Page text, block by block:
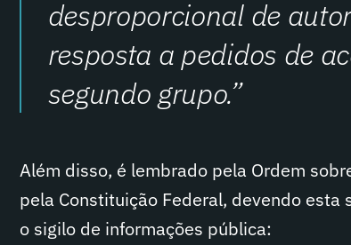
desproporcional de
resposta a pedidos de
segundo grupo.”
Além disso, é lembrado pela Ordem
pela Constituição Federal, devendo esta
o sigilo de informações pública: